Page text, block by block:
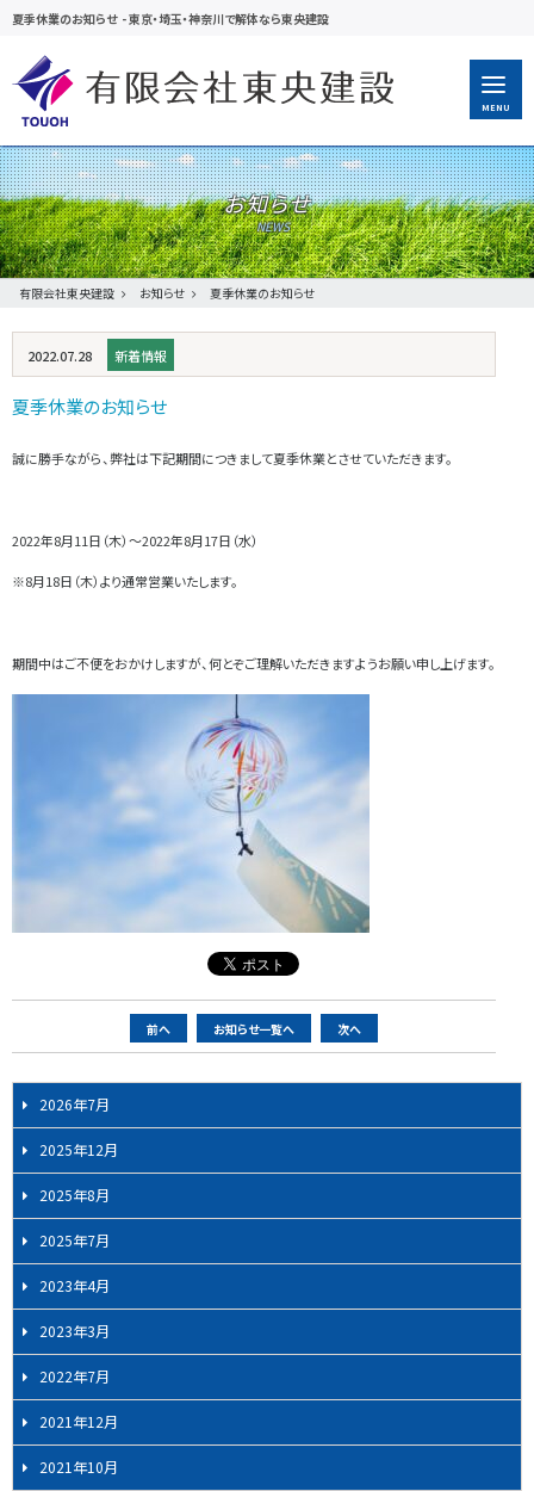
夏季休業のお知らせ -東京・埼玉・神奈川で解体なら東央建設
MENU
お知らせ
有限会社東央建設 お知らせ 夏季休業のお知らせ
2022.07.28 新着情報
夏季休業のお知らせ
誠に勝手ながら、弊社は下記期間につきまして夏季休業とさせていただきます。
2022年8月11日（木）～2022年8月17日（水）
※8月18日（木）より通常営業いたします。
期間中はご不便をおかけしますが、何とぞご理解いただきますようお願い申し上げます。
ー
ジ
ナ
ビ
ゲ
シ
ョ
ン
前へ お知らせ一覧へ 次へ
2026年7月
2025年12月
2025年8月
2025年7月
2023年4月
2023年3月
2022年7月
2021年12月
2021年10月